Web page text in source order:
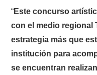
“Este concurso
con el medio regional
estrategia más que
institución para
se encuentran